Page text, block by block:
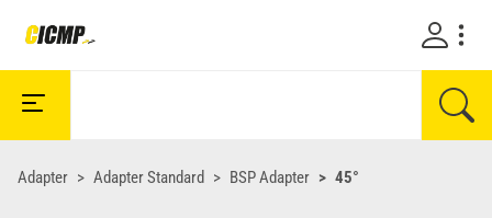
Adapter Adapter Standard BSP Adapter 45°